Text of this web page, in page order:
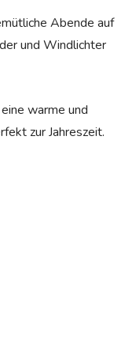
Abende auf
und Windlichter
warme und
zur Jahreszeit.